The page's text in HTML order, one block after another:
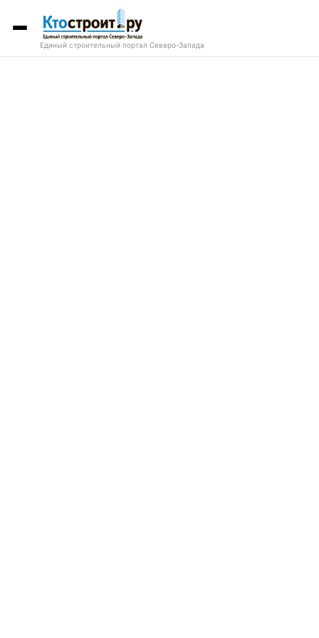
Единый строительный портал Северо-Запада